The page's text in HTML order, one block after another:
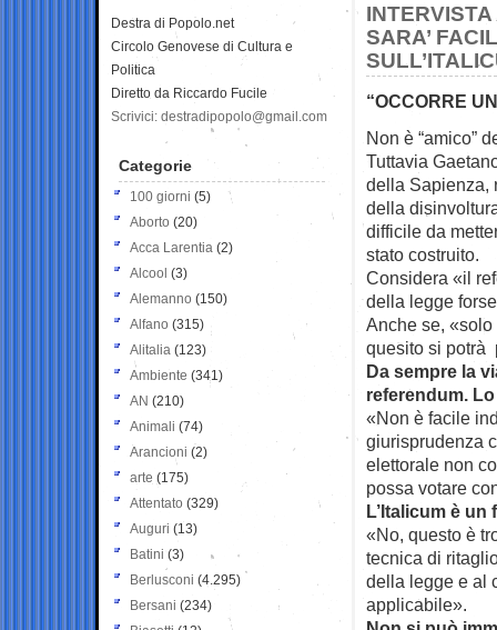
SARA’
“OCCORRE
Non è “amico”
Tuttavia
della Sapienza,
della
difficile da
stato costruito.
Considera «il
della legge
Anche se,
quesito si potrà
Da sempre la
referendum.
«Non è facile
giurisprudenza
elettorale non
possa votare
L’Italicum è
«No, questo è
tecnica di
della legge e al
applicabile».
Destra di Popolo.net
Circolo Genovese di Cultura e
Politica
Diretto da Riccardo Fucile
Scrivici: destradipopolo@gmail.com
Categorie
100 giorni (5)
Aborto (20)
Acca Larentia (2)
Alcool (3)
Alemanno (150)
Alfano (315)
Alitalia (123)
Ambiente (341)
AN (210)
Animali (74)
Arancioni (2)
arte (175)
Attentato (329)
Auguri (13)
Batini (3)
Berlusconi (4.295)
Bersani (234)